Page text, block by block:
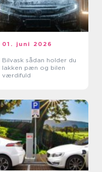
01. juni 2026
Bilvask sådan holder du
lakken pæn og bilen
værdifuld